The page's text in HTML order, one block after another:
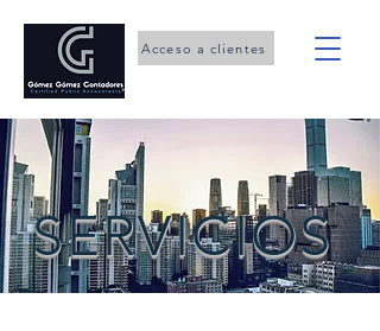
Acceso a clientes
SERVICIOS